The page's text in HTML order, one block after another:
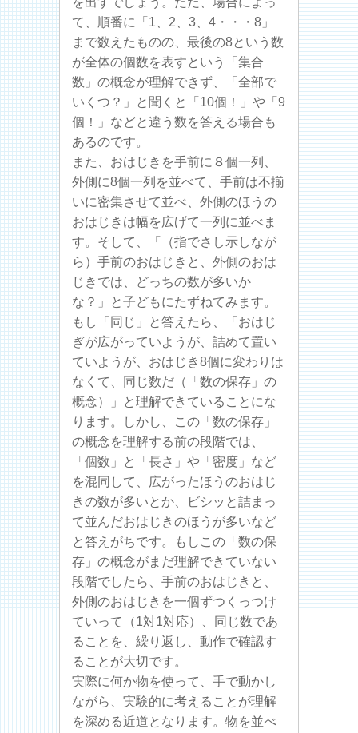
て、順番に「1、2、3、4・・・8」
まで数えたものの、最後の8という数
が全体の個数を表すという「集合
数」の概念が理解できず、「全部で
いくつ？」と聞くと「10個！」や「9
個！」などと違う数を答える場合も
あるのです。
また、おはじきを手前に８個一列、
外側に8個一列を並べて、手前は不揃
いに密集させて並べ、外側のほうの
おはじきは幅を広げて一列に並べま
す。そして、「（指でさし示しなが
ら）手前のおはじきと、外側のおは
じきでは、どっちの数が多いか
な？」と子どもにたずねてみます。
もし「同じ」と答えたら、「おはじ
ぎが広がっていようが、詰めて置い
ていようが、おはじき8個に変わりは
なくて、同じ数だ（「数の保存」の
概念）」と理解できていることにな
ります。しかし、この「数の保存」
の概念を理解する前の段階では、
「個数」と「長さ」や「密度」など
を混同して、広がったほうのおはじ
きの数が多いとか、ビシッと詰まっ
て並んだおはじきのほうが多いなど
と答えがちです。もしこの「数の保
存」の概念がまだ理解できていない
段階でしたら、手前のおはじきと、
外側のおはじきを一個ずつくっつけ
ていって（1対1対応）、同じ数であ
ることを、繰り返し、動作で確認す
ることが大切です。
実際に何か物を使って、手で動かし
ながら、実験的に考えることが理解
を深める近道となります。物を並べ